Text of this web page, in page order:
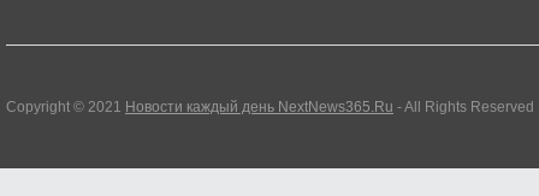
Copyright © 2021 Новости каждый день NextNews365.Ru - All Rights Reserved